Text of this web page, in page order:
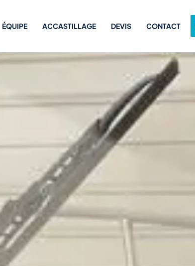
ÉQUIPE ACCASTILLAGE DEVIS CONTACT